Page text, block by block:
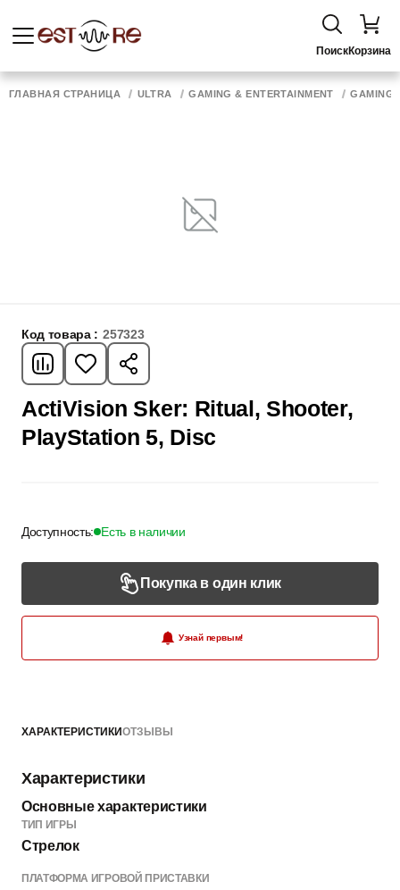
ПоискКорзина
ГЛАВНАЯ СТРАНИЦА ULTRA GAMING & ENTERTAINMENT GAMING
Код товара : 257323
ActiVision Sker: Ritual, Shooter,
PlayStation 5, Disc
Доступность: Есть в наличии
Покупка в один клик
Узнай первым!
ХАРАКТЕРИСТИКИОТЗЫВЫ
Характеристики
Основные характеристики
ТИП ИГРЫ
Стрелок
ПЛАТФОРМА ИГРОВОЙ ПРИСТАВКИ